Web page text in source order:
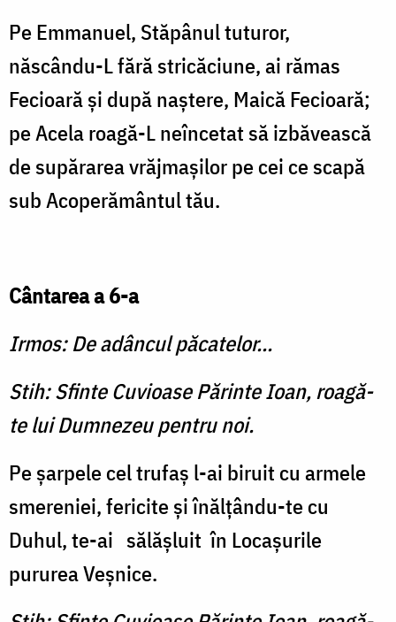
Pe Emmanuel, Stăpânul tuturor,
născându-L fără stricăciune, ai rămas
Fecioară şi după naştere, Maică Fecioară;
pe Acela roagă-L neîncetat să izbăvească
de supărarea vrăjmaşilor pe cei ce scapă
sub Acoperământul tău.
Cântarea a 6-a
Irmos: De adâncul păcatelor...
Stih: Sfinte Cuvioase Părinte Ioan, roagă-
te lui Dumnezeu pentru noi.
Pe şarpele cel trufaş l-ai biruit cu armele
smereniei, fericite şi înălţându-te cu
Duhul, te-ai sălăşluit în Locaşurile
pururea Veşnice.